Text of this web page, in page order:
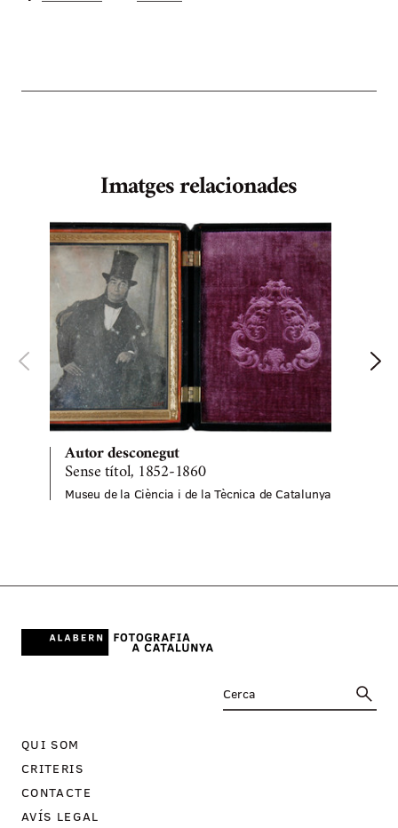
Imatges relacionades
Autor desconegut
Sense títol, 1852-1860
Museu de la Ciència i de la Tècnica de Catalunya
QUI SOM
CRITERIS
CONTACTE
AVÍS LEGAL